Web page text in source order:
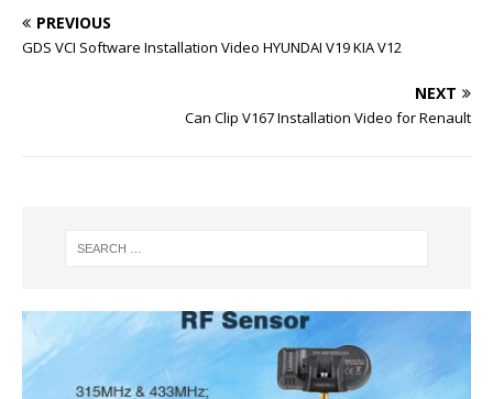
PREVIOUS
GDS VCI Software Installation Video HYUNDAI V19 KIA V12
NEXT
Can Clip V167 Installation Video for Renault